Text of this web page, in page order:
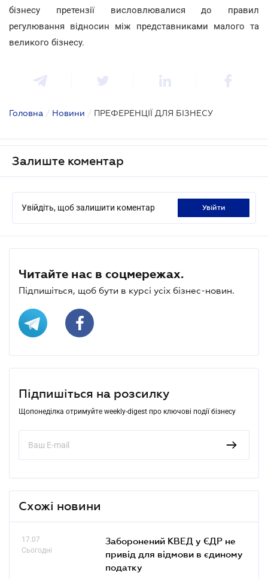
бізнесу претензії висловлювалися до правил
регулювання відносин між представниками малого та
великого бізнесу.
Головна / Новини / ПРЕФЕРЕНЦІЇ ДЛЯ БІЗНЕСУ
Залиште коментар
Увійдіть, щоб залишити коментар увійти
Читайте нас в соцмережах.
Підпишіться, щоб бути в курсі усіх бізнес-новин.
Підпишіться на розсилку
Щопонеділка отримуйте weekly-digest про ключові події бізнесу
Схожі новини
17.07
Сьогодні
Заборонений КВЕД у ЄДР не
привід для відмови в єдиному
податку